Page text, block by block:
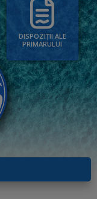
DISPOZIȚII ALE
PRIMARULUI